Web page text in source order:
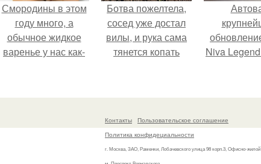
Смородины в этом
году много, а
обычное жидкое
варенье у нас как-
Ботва пожелтела,
сосед уже достал
вилы, и рука сама
тянется копать
Niva
Контакты
Пользовательское соглашение
Политика конфидециальности
г. Москва, ЗАО, Раменки, Лобачевского улица 98 корп.3, Офисно-